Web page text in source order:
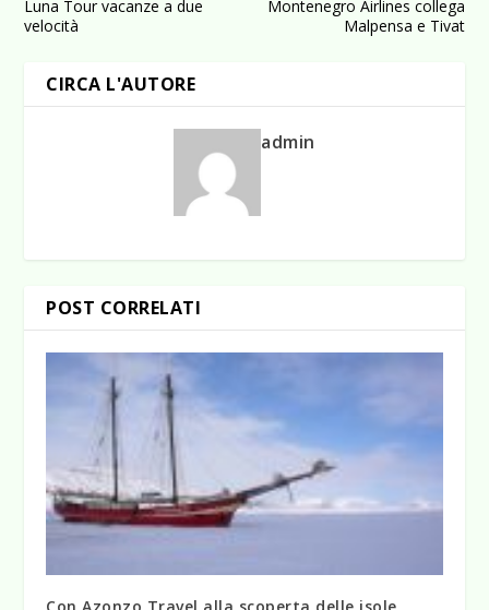
Luna Tour vacanze a due
velocità
Montenegro Airlines collega
Malpensa e Tivat
CIRCA L'AUTORE
admin
POST CORRELATI